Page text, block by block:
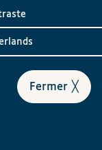
le
de website in het
Fermerle
╳